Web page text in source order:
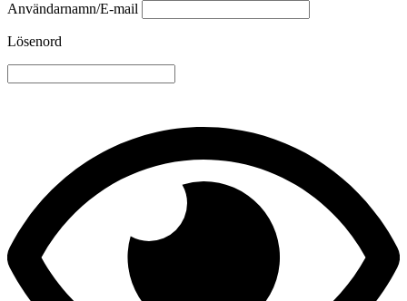
Användarnamn/E-mail
Lösenord